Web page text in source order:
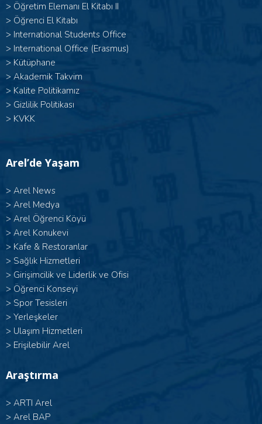
> Öğretim Elemanı El Kitabı II
> Öğrenci El Kitabı
> International Students Office
> International Office (Erasmus)
> Kütüphane
> Akademik Takvim
> Kalite Politikamız
> Gizlilik Politikası
> KVKK
Arel’de Yaşam
> Arel News
> Arel Medya
> Arel Öğrenci Köyü
> Arel Konukevi
> Kafe & Restoranlar
> Sağlık Hizmetleri
> Girişimcilik ve Liderlik ve Ofisi
> Öğrenci Konseyi
> Spor Tesisleri
> Yerleşkeler
> Ulaşım Hizmetleri
> Erişilebilir Arel
Araştırma
> ARTI Arel
> Arel BAP